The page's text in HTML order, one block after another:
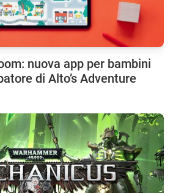
nuova app per bambini
di Alto’s Adventure